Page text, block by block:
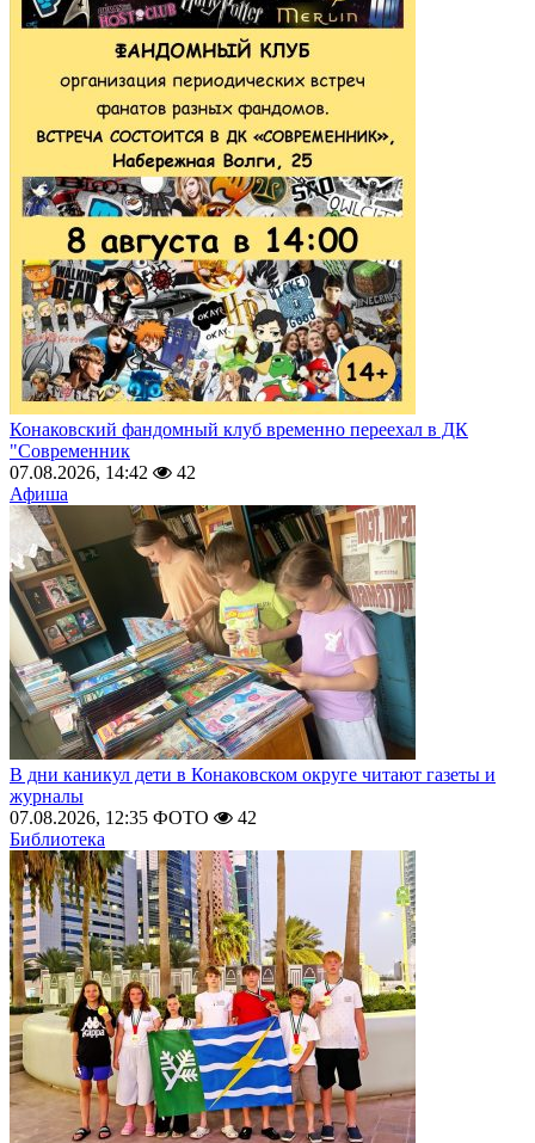
Конаковский фандомный клуб временно переехал в ДК
"Современник
07.08.2026, 14:42
42
Афиша
В дни каникул дети в Конаковском округе читают газеты и
журналы
07.08.2026, 12:35 ФОТО
42
Библиотека